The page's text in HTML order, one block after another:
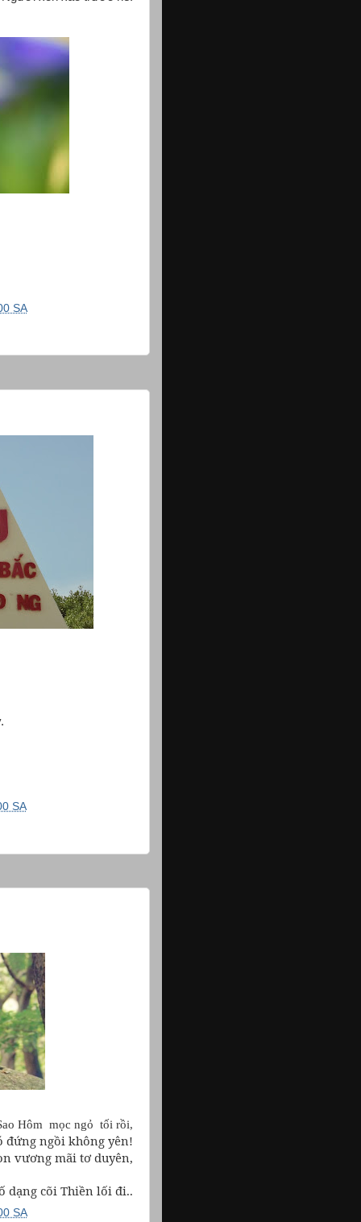
SA
SA
Hôm mọc ngỏ tối rồi,
đứng ngồi không yên!
vương mãi tơ duyên,
dạng cõi Thiền lối đi..
SA